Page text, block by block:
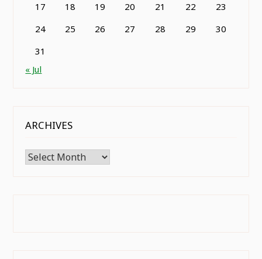
17
18 19 20 21 22
23
24
25 26 27 28 29
30
31
« Jul
ARCHIVES
Archives